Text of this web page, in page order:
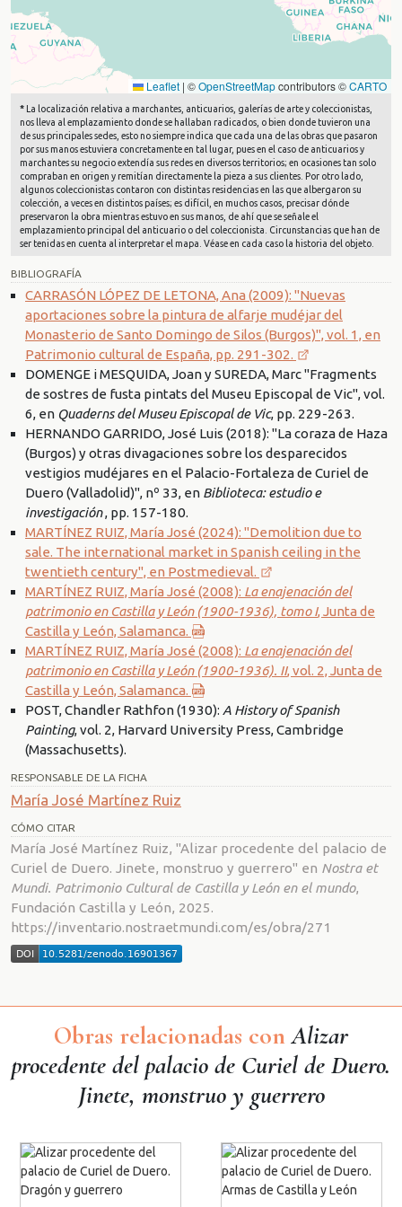
Leaflet | ©OpenStreetMapcontributors ©CARTO
* La localización relativa a marchantes, anticuarios, galerías de arte y coleccionistas,
nos lleva al emplazamiento donde se hallaban radicados, o bien donde tuvieron una
de sus principales sedes, esto no siempre indica que cada una de las obras que pasaron
por sus manos estuviera concretamente en tal lugar, pues en el caso de anticuarios y
marchantes su negocio extendía sus redes en diversos territorios; en ocasiones tan solo
compraban en origen y remitían directamente la pieza a sus clientes. Por otro lado,
algunos coleccionistas contaron con distintas residencias en las que albergaron su
colección, a veces en distintos países; es difícil, en muchos casos, precisar dónde
preservaron la obra mientras estuvo en sus manos, de ahí que se señale el
emplazamiento principal del anticuario o del coleccionista. Circunstancias que han de
ser tenidas en cuenta al interpretar el mapa. Véase en cada caso la historia del objeto.
BIBLIOGRAFÍA
CARRASÓN LÓPEZ DE LETONA, Ana (2009): "Nuevas
aportaciones sobre la pintura de alfarje mudéjar del
Monasterio de Santo Domingo de Silos (Burgos)", vol. 1, en
Patrimonio cultural de España, pp. 291-302.
DOMENGE i MESQUIDA, Joan y SUREDA, Marc "Fragments
de sostres de fusta pintats del Museu Episcopal de Vic", vol.
6, en Quaderns del Museu Episcopal de Vic, pp. 229-263.
HERNANDO GARRIDO, José Luis (2018): "La coraza de Haza
(Burgos) y otras divagaciones sobre los desparecidos
vestigios mudéjares en el Palacio-Fortaleza de Curiel de
Duero (Valladolid)", nº 33, en Biblioteca: estudio e
investigación, pp. 157-180.
MARTÍNEZ RUIZ, María José (2024): "Demolition due to
sale. The international market in Spanish ceiling in the
twentieth century", en Postmedieval.
MARTÍNEZ RUIZ, María José (2008): La enajenación del
patrimonio en Castilla y León (1900-1936), tomo I, Junta de
Castilla y León, Salamanca.
MARTÍNEZ RUIZ, María José (2008): La enajenación del
patrimonio en Castilla y León (1900-1936). II, vol. 2, Junta de
Castilla y León, Salamanca.
POST, Chandler Rathfon (1930): A History of Spanish
Painting, vol. 2, Harvard University Press, Cambridge
(Massachusetts).
RESPONSABLE DE LA FICHA
María José Martínez Ruiz
CÓMO CITAR
María José Martínez Ruiz, "Alizar procedente del palacio de
Curiel de Duero. Jinete, monstruo y guerrero" en Nostra et
Mundi. Patrimonio Cultural de Castilla y León en el mundo,
Fundación Castilla y León, 2025.
https://inventario.nostraetmundi.com/es/obra/271
Obras relacionadas con Alizar
procedente del palacio de Curiel de Duero.
Jinete, monstruo y guerrero